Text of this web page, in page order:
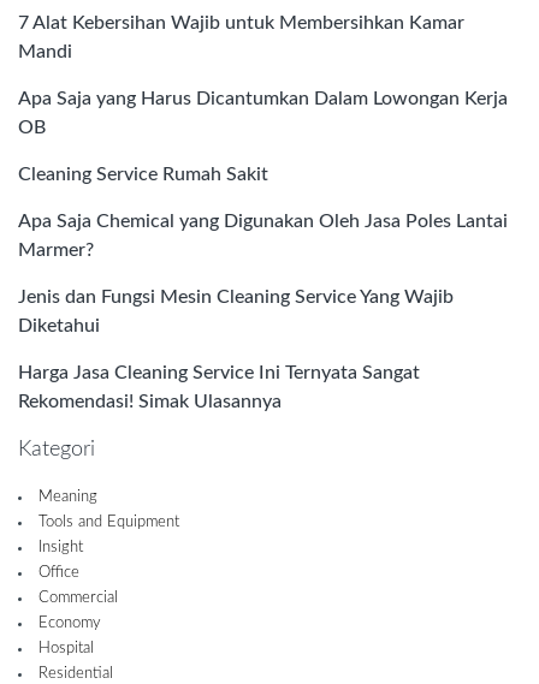
7 Alat Kebersihan Wajib untuk Membersihkan Kamar
Mandi
Apa Saja yang Harus Dicantumkan Dalam Lowongan Kerja
OB
Cleaning Service Rumah Sakit
Apa Saja Chemical yang Digunakan Oleh Jasa Poles Lantai
Marmer?
Jenis dan Fungsi Mesin Cleaning Service Yang Wajib
Diketahui
Harga Jasa Cleaning Service Ini Ternyata Sangat
Rekomendasi! Simak Ulasannya
Kategori
Meaning
Tools and Equipment
Insight
Office
Commercial
Economy
Hospital
Residential